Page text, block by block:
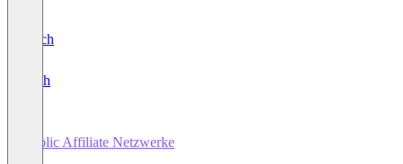
Deutsch
English
Public Affiliate Netzwerke